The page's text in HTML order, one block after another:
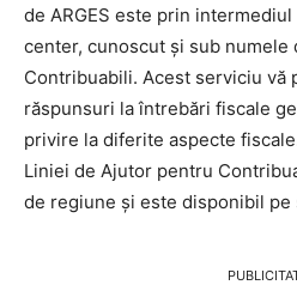
de ARGES este prin
center, cunoscut și sub numele
Contribuabili. Acest serviciu vă
răspunsuri la întrebări fiscale
privire la diferite aspecte
Liniei de Ajutor pentru
de regiune și este disponibil pe